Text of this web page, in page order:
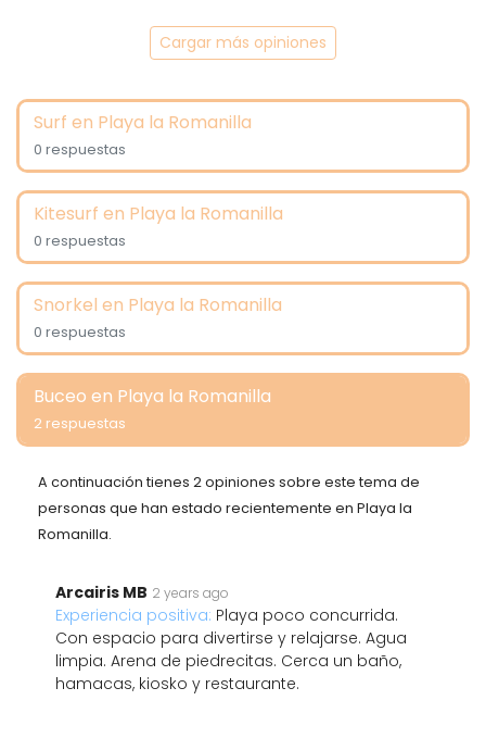
Cargar más opiniones
Surf en Playa la Romanilla
0 respuestas
Kitesurf en Playa la Romanilla
0 respuestas
Snorkel en Playa la Romanilla
0 respuestas
Buceo en Playa la Romanilla
2 respuestas
A continuación tienes 2 opiniones sobre este tema de
personas que han estado recientemente en Playa la
Romanilla.
Arcairis MB 2 years ago
Experiencia positiva: Playa poco concurrida.
Con espacio para divertirse y relajarse. Agua
limpia. Arena de piedrecitas. Cerca un baño,
hamacas, kiosko y restaurante.